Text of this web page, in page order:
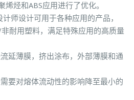
烃和ABS应用进行了优化。
师设计可用于各种应用的产品，
耐用塑料，满足特殊应用的高质量
延薄膜，挤出涂布，外部薄膜和通
要对熔体流动性的影响降至最小的